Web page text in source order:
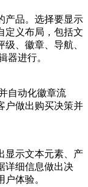
产品。选择要显示
定义布局，包括文
、徽章、导航、
器进行。
自动化徽章流
户做出购买决策并
显示文本元素、产
详细信息做出决
体验。